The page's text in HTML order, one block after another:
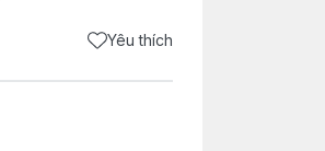
Yêu thích